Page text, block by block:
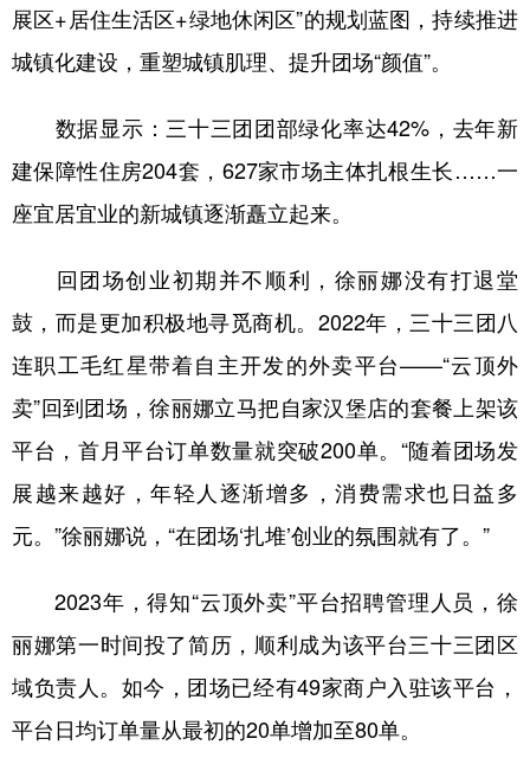
展区+居住生活区+绿地休闲区”的规划蓝图，持续推进
城镇化建设，重塑城镇肌理、提升团场“颜值”。
数据显示：三十三团团部绿化率达42%，去年新
建保障性住房204套，627家市场主体扎根生长……一
座宜居宜业的新城镇逐渐矗立起来。
回团场创业初期并不顺利，徐丽娜没有打退堂
鼓，而是更加积极地寻觅商机。2022年，三十三团八
连职工毛红星带着自主开发的外卖平台——“云顶外
卖”回到团场，徐丽娜立马把自家汉堡店的套餐上架该
平台，首月平台订单数量就突破200单。“随着团场发
展越来越好，年轻人逐渐增多，消费需求也日益多
元。”徐丽娜说，“在团场‘扎堆’创业的氛围就有了。”
2023年，得知“云顶外卖”平台招聘管理人员，徐
丽娜第一时间投了简历，顺利成为该平台三十三团区
域负责人。如今，团场已经有49家商户入驻该平台，
平台日均订单量从最初的20单增加至80单。